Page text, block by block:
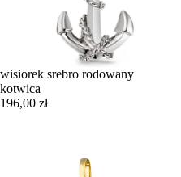
wisiorek srebro rodowany
kotwica
196,00 zł